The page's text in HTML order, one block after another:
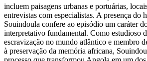
incluem paisagens urbanas e portuárias,
entrevistas com especialistas. A presença do
Souindoula confere ao episódio um caráter
interpretativo fundamental. Como estudioso
escravização no mundo atlântico e membro
à preservação da memória africana,